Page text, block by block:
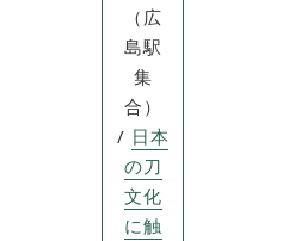
（広
島駅
集
合）
/ 日本
の刀
文化
に触